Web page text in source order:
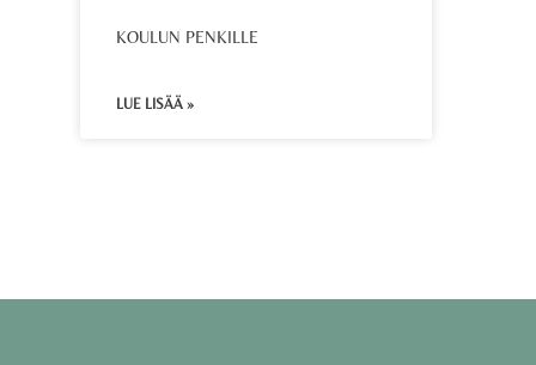
KOULUN PENKILLE
LUE LISÄÄ »